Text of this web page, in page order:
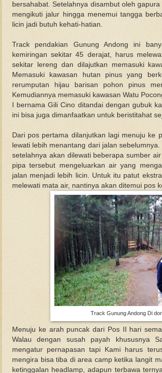
bersahabat. Setelahnya disambut oleh
mengikuti jalur hingga menemui tangga
licin jadi butuh kehati-hatian.
Track pendakian Gunung Andong ini
kemiringan sekitar 45 derajat, harus
sekitar lereng dan dilajutkan memasuki
Memasuki kawasan hutan pinus yang
rerumputan hijau barisan pohon pinus
Kemudiannya memasuki kawasan Watu
I bernama Gili Cino ditandai dengan gubuk
ini bisa juga dimanfaatkan untuk beristitahat
Dari pos pertama dilanjutkan lagi menuju ke
lewati lebih menantang dari jalan
setelahnya akan dilewati beberapa sumber
pipa tersebut mengeluarkan air yang
jalan menjadi lebih licin. Untuk itu patut
melewati mata air, nantinya akan ditemui pos
Track Gunung Andong Di
Menuju ke arah puncak dari Pos II hari
Walau dengan susah payah khususnya
mengatur pernapasan tapi Kami harus
mengira bisa tiba di area camp ketika langit
ketinggalan headlamp, adapun terbawa